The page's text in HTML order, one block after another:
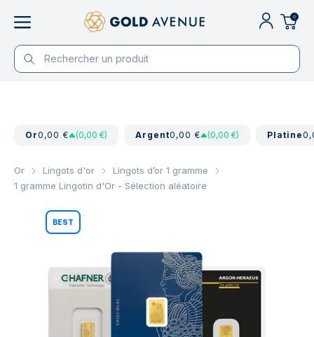
0
Or0,00 € (0,00 €) Argent0,00 € (0,00 €) Platine
Or Lingots d'or
Lingots d’or 1 gramme
1 gramme Lingotin d'Or - Sélection aléatoire
BEST